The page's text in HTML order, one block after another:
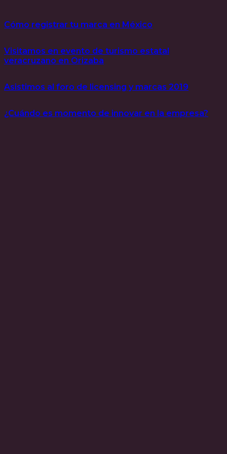
Cómo registrar tu marca en México
Visitamos en evento de turismo estatal
veracruzano en Orizaba
Asistimos al foro de licensing y marcas 2019
¿Cuándo es momento de innovar en la empresa?